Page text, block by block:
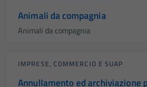
Animali da compagnia
Animali da compagnia
IMPRESE, COMMERCIO E SUAP
Annullamento ed archiviazione